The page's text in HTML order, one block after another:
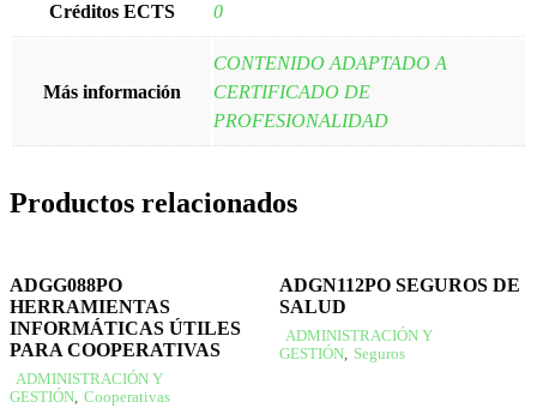
Créditos ECTS 0
Más información
CONTENIDO ADAPTADO A
CERTIFICADO DE
PROFESIONALIDAD
Productos relacionados
ADGG088PO
HERRAMIENTAS
INFORMÁTICAS ÚTILES
PARA COOPERATIVAS
ADMINISTRACIÓN Y
GESTIÓN, Cooperativas
ADGN112PO SEGUROS DE
SALUD
ADMINISTRACIÓN Y
GESTIÓN, Seguros